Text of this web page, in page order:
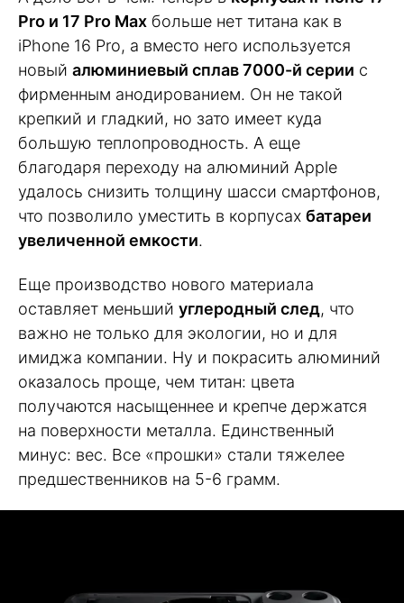
Pro и 17 Pro Max больше нет титана как в
iPhone 16 Pro, а вместо него используется
новый алюминиевый сплав 7000-й серии с
фирменным анодированием. Он не такой
крепкий и гладкий, но зато имеет куда
большую теплопроводность. А еще
благодаря переходу на алюминий Apple
удалось снизить толщину шасси смартфонов,
что позволило уместить в корпусах батареи
увеличенной емкости.
Еще производство нового материала
оставляет меньший углеродный след, что
важно не только для экологии, но и для
имиджа компании. Ну и покрасить алюминий
оказалось проще, чем титан: цвета
получаются насыщеннее и крепче держатся
на поверхности металла. Единственный
минус: вес. Все «прошки» стали тяжелее
предшественников на 5-6 грамм.